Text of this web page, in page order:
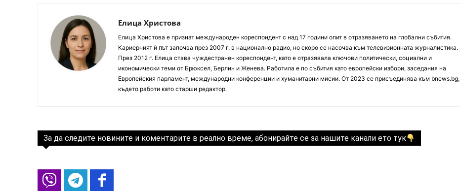
Елица Христова
Елица Христова е признат международен кореспондент с над 17 години опит в отразяването на глобални събития.
Кариерният ѝ път започва през 2007 г. в национално радио, но скоро се насочва към телевизионната журналистика.
През 2012 г. Елица става чуждестранен кореспондент, като е отразявала ключови политически, социални и
икономически теми от Брюксел, Берлин и Женева. Работила е по събития като европейски избори, заседания на
Европейския парламент, международни конференции и хуманитарни мисии. От 2023 се присъединява към bnews.bg,
където работи като старши редактор.
За да следите новините и коментарите в реално време, абонирайте се за нашите канали ето тук